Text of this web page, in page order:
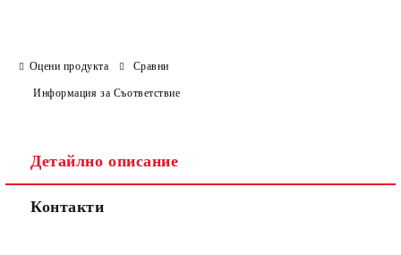
Оцени продукта Сравни
Информация за Съответствие
Детайлно описание
Контакти